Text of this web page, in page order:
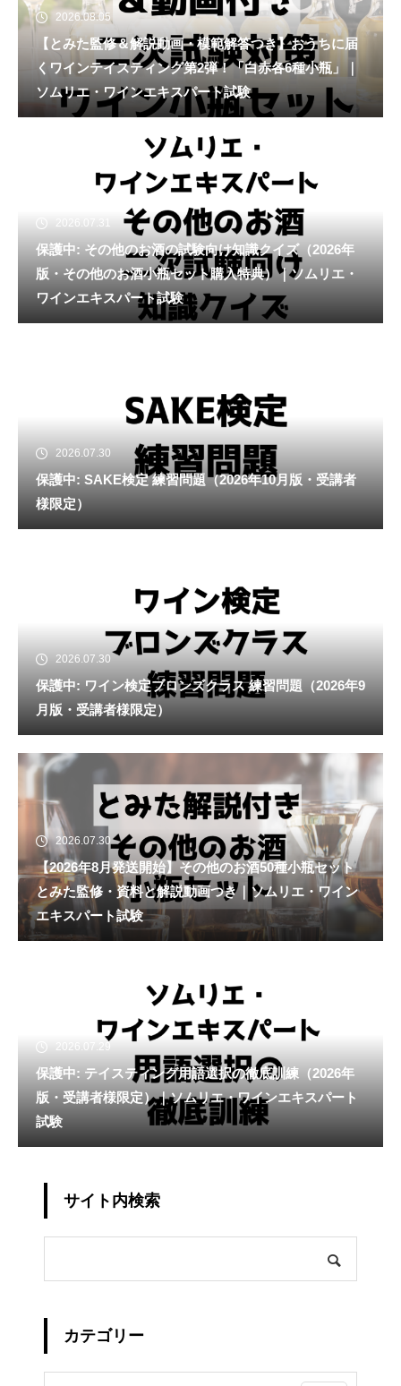
2026.08.05
【とみた監修＆解説動画・模範解答つき】おうちに届
くワインテイスティング第2弾！「白赤各6種小瓶」｜
ソムリエ・ワインエキスパート試験
2026.07.31
保護中: その他のお酒の試験向け知識クイズ（2026年
版・その他のお酒小瓶セット購入特典）｜ソムリエ・
ワインエキスパート試験
2026.07.30
保護中: SAKE検定 練習問題（2026年10月版・受講者
様限定）
2026.07.30
保護中: ワイン検定ブロンズクラス 練習問題（2026年9
月版・受講者様限定）
2026.07.30
【2026年8月発送開始】その他のお酒50種小瓶セット
とみた監修・資料と解説動画つき｜ソムリエ・ワイン
エキスパート試験
2026.07.29
保護中: テイスティング用語選択の徹底訓練（2026年
版・受講者様限定）｜ソムリエ・ワインエキスパート
試験
サイト内検索
カテゴリー